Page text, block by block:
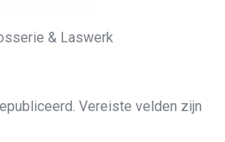
& Laswerk
Vereiste velden zijn